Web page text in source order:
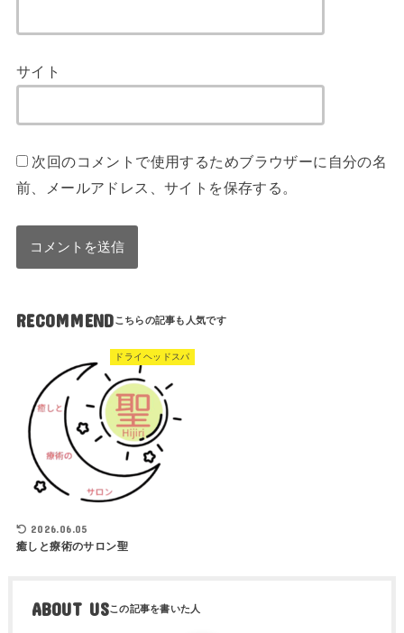
サイト
次回のコメントで使用するためブラウザーに自分の名
前、メールアドレス、サイトを保存する。
RECOMMEND
ドライヘッドスパ
2026.06.05
癒しと療術のサロン聖
ABOUT US